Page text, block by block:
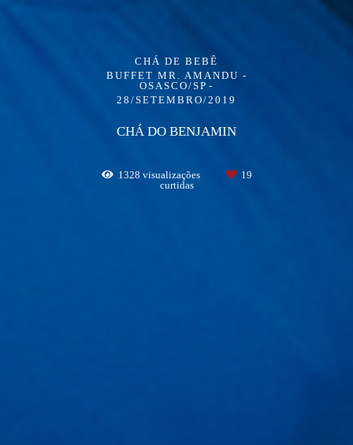
CHÁ DE BEBÊ
BUFFET MR. AMANDU -
OSASCO/SP
28/SETEMBRO/2019
CHÁ DO BENJAMIN
1328 visualizações
19
curtidas